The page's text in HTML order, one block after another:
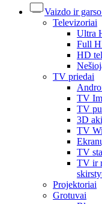
Vaizdo ir
Televizoriai
Ultra
Full
HD
TV priedai
TV
TV
3D
TV
TV
TV ir
Projektoriai
Grotuvai